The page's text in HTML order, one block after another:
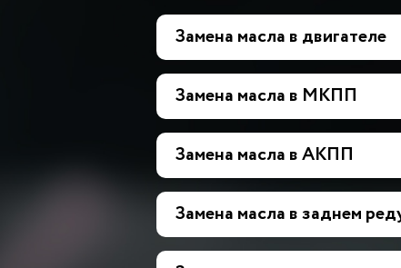
Замена масла в двигателе
Замена масла в МКПП
Замена масла в АКПП
Замена масла в заднем